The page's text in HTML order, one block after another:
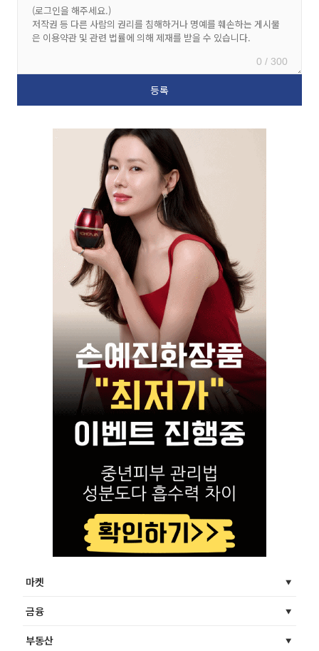
0 / 300
마켓
금융
부동산